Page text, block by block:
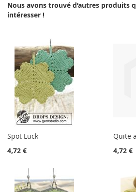
Nous avons trouvé d’autres produits
intéresser !
Spot Luck
4,72 €
Quite
4,72 €